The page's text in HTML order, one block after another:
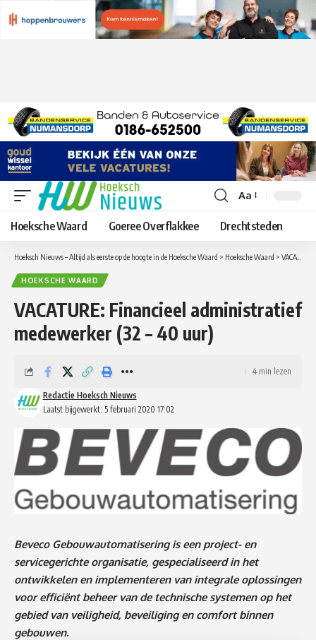
Lettergrootte
aanpassen
Aa
Hoeksche Waard Goeree Overflakkee Drechtsteden
Hoeksch Nieuws – Altijd als eerste op de hoogte in de Hoeksche Waard > Hoeksche Waard > VACATURE: Financieel administratief medewerker (32 – 40 uur)
HOEKSCHE WAARD
VACATURE: Financieel administratief
medewerker (32 – 40 uur)
Laatst bijgewerkt: 5 februari 2020 17:02
Redactie Hoeksch Nieuws
4 min lezen
Beveco Gebouwautomatiseringis een project- en
servicegerichte organisatie, gespecialiseerd in het
ontwikkelen en implementeren van integrale oplossingen
voor efficiënt beheer van de technische systemen op het
gebied van veiligheid, beveiliging en comfort binnen
gebouwen.